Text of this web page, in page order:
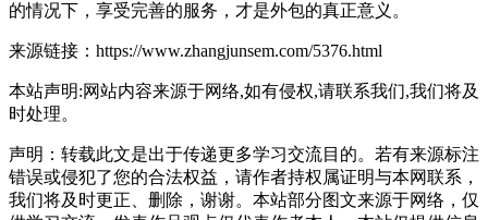
的情况下，享受完善的服务，才是外包的真正意义。
来源链接：https://www.zhangjunsem.com/5376.html
本站声明:网站内容来源于网络,如有侵权,请联系我们,我们将及
时处理。
声明：转载此文是出于传递更多学习交流目的。若有来源标注
错误或侵犯了您的合法权益，请作者持权属证明与本网联系，
我们将及时更正、删除，谢谢。本站部分图文来源于网络，仅